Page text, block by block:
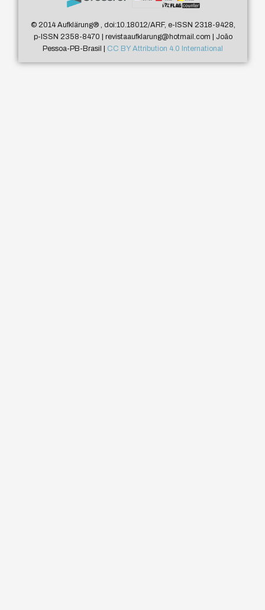
© 2014 Aufklärung®, doi:10.18012/ARF, e-ISSN 2318-9428,
p-ISSN 2358-8470 | revistaaufklarung@hotmail.com | João
Pessoa-PB-Brasil | CC BY Attribution 4.0 International